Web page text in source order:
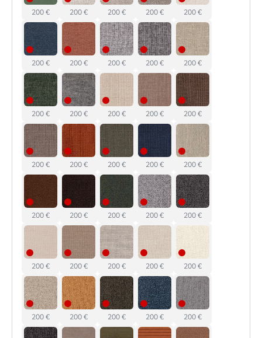
200 € 200 € 200 € 200 € 200 €
200 € 200 € 200 € 200 € 200 €
200 € 200 € 200 € 200 € 200 €
200 € 200 € 200 € 200 € 200 €
200 € 200 € 200 € 200 € 200 €
200 € 200 € 200 € 200 € 200 €
200 € 200 € 200 € 200 € 200 €